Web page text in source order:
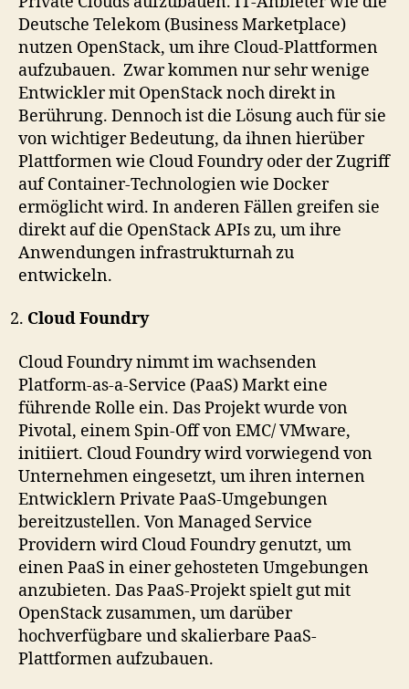
Deutsche Telekom (Business Marketplace)
nutzen OpenStack, um ihre Cloud-Plattformen
aufzubauen. Zwar kommen nur sehr wenige
Entwickler mit OpenStack noch direkt in
Berührung. Dennoch ist die Lösung auch für sie
von wichtiger Bedeutung, da ihnen hierüber
Plattformen wie Cloud Foundry oder der Zugriff
auf Container-Technologien wie Docker
ermöglicht wird. In anderen Fällen greifen sie
direkt auf die OpenStack APIs zu, um ihre
Anwendungen infrastrukturnah zu
entwickeln.
Cloud Foundry
Cloud Foundry nimmt im wachsenden
Platform-as-a-Service (PaaS) Markt eine
führende Rolle ein. Das Projekt wurde von
Pivotal, einem Spin-Off von EMC/ VMware,
initiiert. Cloud Foundry wird vorwiegend von
Unternehmen eingesetzt, um ihren internen
Entwicklern Private PaaS-Umgebungen
bereitzustellen. Von Managed Service
Providern wird Cloud Foundry genutzt, um
einen PaaS in einer gehosteten Umgebungen
anzubieten. Das PaaS-Projekt spielt gut mit
OpenStack zusammen, um darüber
hochverfügbare und skalierbare PaaS-
Plattformen aufzubauen.